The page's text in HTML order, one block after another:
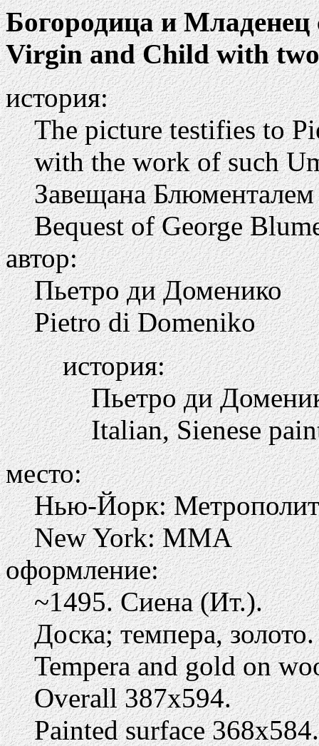
Богородица и Младенец
Virgin and Child with
история:
The picture testifies to
with the work of such
Завещана
Bequest of George
автор:
Пьетро ди Доменико
Pietro di Domeniko
история:
Пьетро ди
Italian, Sienese
место:
Нью-Йорк:
New York: MMA
оформление:
~1495. Сиена (Ит.).
Доска; темпера, золото.
Tempera and gold on
Overall 387х594.
Painted surface 368х584.